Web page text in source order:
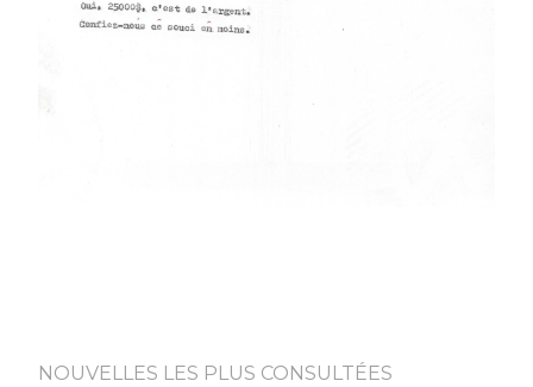
NOUVELLES LES PLUS CONSULTÉES